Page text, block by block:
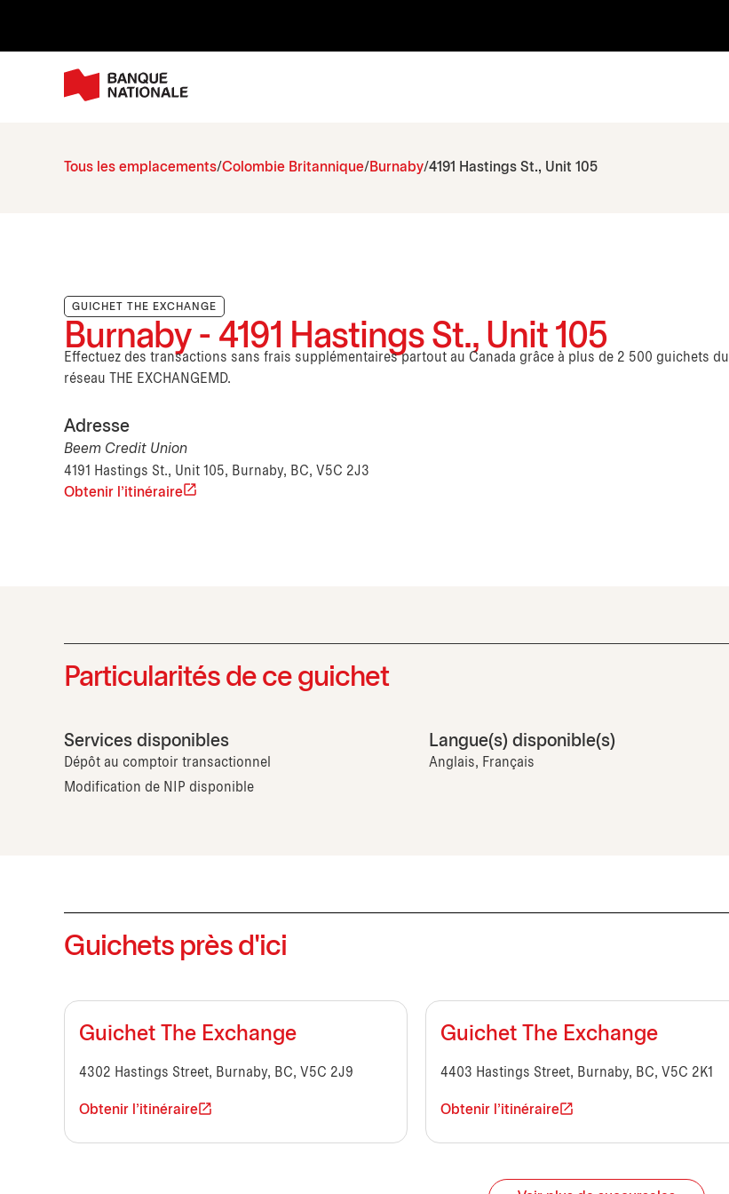
Tous les emplacements Colombie Britannique Burnaby 4191 Hastings St., Unit 105
GUICHET THE EXCHANGE
Burnaby - 4191 Hastings St., Unit 105
Effectuez des transactions sans frais supplémentaires partout au Canada grâce à plus de 2 500 guichets du
réseau THE EXCHANGEMD.
Adresse
Beem Credit Union
4191 Hastings St., Unit 105, Burnaby, BC, V5C 2J3
Obtenir l'itinéraire
Particularités de ce guichet
Services disponibles
Dépôt au comptoir transactionnel
Modification de NIP disponible
Langue(s) disponible(s)
Anglais, Français
Guichets près d'ici
Guichet The Exchange
4302 Hastings Street, Burnaby, BC, V5C 2J9
Obtenir l'itinéraire
Guichet The Exchange
4403 Hastings Street, Burnaby, BC, V5C 2K1
Obtenir l'itinéraire